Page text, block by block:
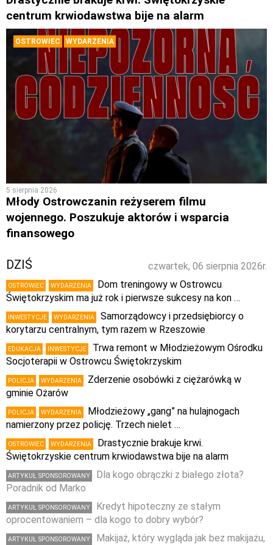
centrum krwiodawstwa bije na alarm
OSTROWIEC WYDARZENIA
5 sierpnia 2026
Młody Ostrowczanin reżyserem filmu
wojennego. Poszukuje aktorów i wsparcia
finansowego
czwartek, 06 sierpnia 2026r.
DZIŚ
OSTROWIEC WYDARZENIA
Dom treningowy w Ostrowcu
Świętokrzyskim ma już rok i pierwsze sukcesy na kon …
INWESTYCJE WYDARZENIA
Samorządowcy i przedsiębiorcy o
korytarzu centralnym, tym razem w Rzeszowie
EDUKACJA INWESTYCJE
Trwa remont w Młodzieżowym Ośrodku
Socjoterapii w Ostrowcu Świętokrzyskim
POLICJA WYDARZENIA
Zderzenie osobówki z ciężarówką w
gminie Ożarów
POLICJA WYDARZENIA
Młodzieżowy „gang” na hulajnogach
namierzony przez policję. Trzech nielet …
OSTROWIEC WYDARZENIA
Drastycznie brakuje krwi.
Świętokrzyskie centrum krwiodawstwa bije na alarm
ARTYKUŁ SPONSOROWANY
Dla kogo obrączki z białego złota?
Poradnik od Marko
ARTYKUŁ SPONSOROWANY
Kredyt hipoteczny ze stałym
oprocentowaniem – dla kogo to dobry wybór?
ARTYKUŁ SPONSOROWANY
Makijaż, który wygląda jak bez makijażu,